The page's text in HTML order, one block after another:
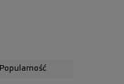
Popularność